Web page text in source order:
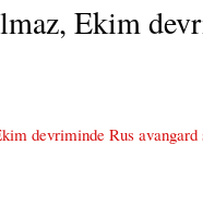
Ekim
devriminde Rus avangard